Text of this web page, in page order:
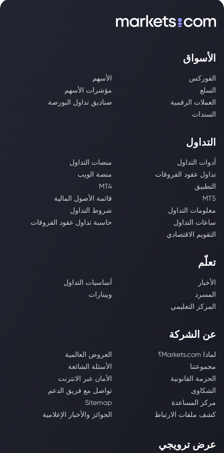
الأسواق
الفوركس
الأسهم
السلع
مؤشرات الأسهم
العملات الرقمية
صناديق تداول البورصة
السندات
التداول
أدوات التداول
منصات التداول
تداول عقود الفروقات
منصة الويب
التطبيق
MT4
MT5
قائمة الأصول المالية
معلومات التداول
شروط التداول
ساعات التداول
حاسبة تداول عقود الفروقات
التقويم الاقتصادي
تعلّم
الأخبار
أساسيات التداول
المسرد
ويبنارات
المركز التعليمي
عن الشركة
لماذا Markets.com؟
العروض العالمية
مجموعتنا
الأسئلة الشائعة
الحزمة القانونية
الأمان عبر الانترنت
الشكاوى
تواصل مع فريق الدعم
مركز المساعدة
Sitemap
كشف ملفات الارتباط
الجوائز والأخبار الإعلامية
عرض ترويجي